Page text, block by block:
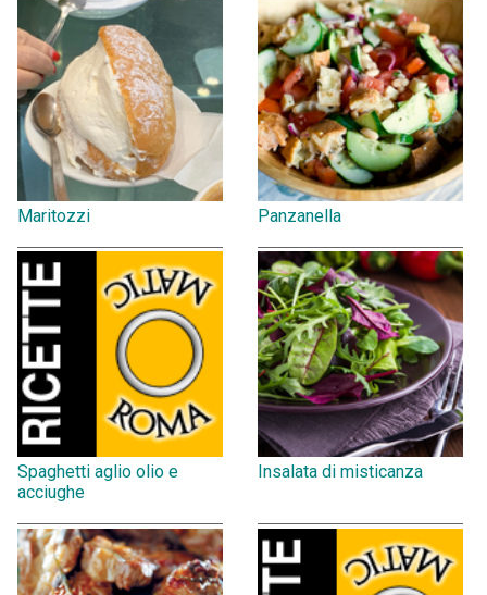
Maritozzi Panzanella
Spaghetti aglio olio e
acciughe
Insalata di misticanza